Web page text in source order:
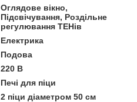
Оглядове вікно,
Підсвічування, Роздільне
регулювання ТЕНів
Електрика
Подова
220 В
Печі для піци
2 піци діаметром 50 см